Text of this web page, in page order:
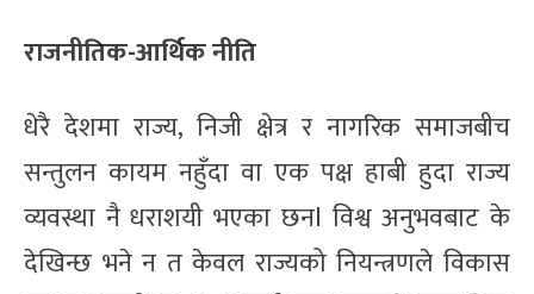
राजनीतिक-आर्थिक नीति
धेरै देशमा राज्य, निजी क्षेत्र र नागरिक समाजबीच
सन्तुलन कायम नहुँदा वा एक पक्ष हाबी हुदा राज्य
व्यवस्था नै धराशयी भएका छनl विश्व अनुभवबाट के
देखिन्छ भने न त केवल राज्यको नियन्त्रणले विकास